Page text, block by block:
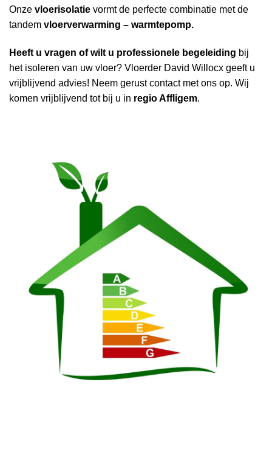
Onze vloerisolatie vormt de perfecte combinatie met de
tandem vloerverwarming – warmtepomp.
Heeft u vragen of wilt u professionele begeleiding bij
het isoleren van uw vloer? Vloerder David Willocx geeft u
vrijblijvend advies! Neem gerust contact met ons op. Wij
komen vrijblijvend tot bij u in regio Affligem.